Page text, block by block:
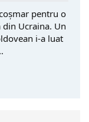
pentru o
Ucraina. Un
i-a luat